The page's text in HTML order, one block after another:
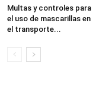
Multas y controles para
el uso de mascarillas en
el transporte...